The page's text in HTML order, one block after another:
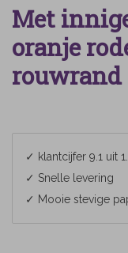
Met
oranje
rouwrand
✓ klantcijfer 9.1 uit
✓ Snelle levering
✓ Mooie stevige